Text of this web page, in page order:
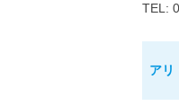
TEL:
アリ